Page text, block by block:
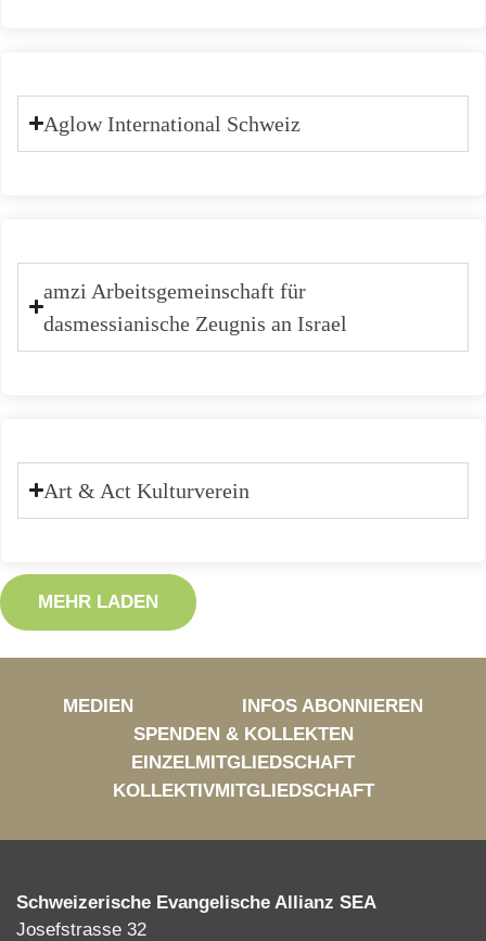
Aglow International Schweiz
amzi Arbeitsgemeinschaft für
dasmessianische Zeugnis an Israel
Art & Act Kulturverein
MEHR LADEN
MEDIEN
INFOS ABONNIEREN
SPENDEN & KOLLEKTEN
EINZELMITGLIEDSCHAFT
KOLLEKTIVMITGLIEDSCHAFT
Schweizerische Evangelische Allianz SEA
Josefstrasse 32